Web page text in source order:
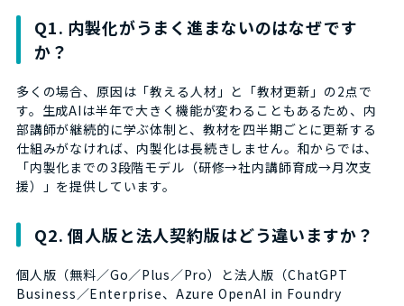
Q1. 内製化がうまく進まないのはなぜです
か？
多くの場合、原因は「教える人材」と「教材更新」の2点で
す。生成AIは半年で大きく機能が変わることもあるため、内
部講師が継続的に学ぶ体制と、教材を四半期ごとに更新する
仕組みがなければ、内製化は長続きしません。和からでは、
「内製化までの3段階モデル（研修→社内講師育成→月次支
援）」を提供しています。
Q2. 個人版と法人契約版はどう違いますか？
個人版（無料／Go／Plus／Pro）と法人版（ChatGPT
Business／Enterprise、Azure OpenAI in Foundry